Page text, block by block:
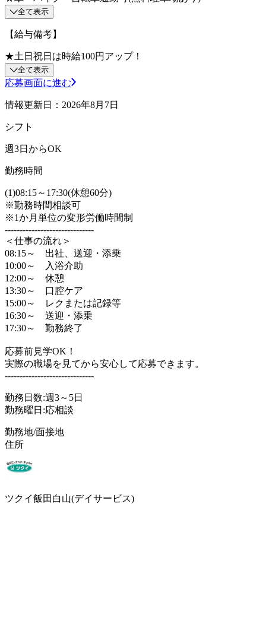
全て表示
【給与備考】
★土日祝日は時給100円アップ！
全て表示
応募画面に進む
情報更新日：2026年8月7日
シフト
週3日からOK
勤務時間
(1)08:15～17:30(休憩60分)
※勤務時間相談可
※1か月単位の変形労働時間制
------------------------------
＜仕事の流れ＞
08:15～ 出社、送迎・添乗
10:00～ 入浴介助
12:00～ 休憩
13:30～ 口腔ケア
15:00～ レクまたは記録等
16:30～ 送迎・添乗
17:30～ 勤務終了
応募前見学OK！
実際の職場を見てから安心して応募できます。
------------------------------
勤務日数:週3～5日
勤務曜日:応相談
勤務地/面接地
住所
ツクイ飯田白山(デイサービス)